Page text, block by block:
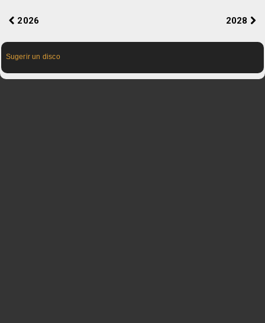
2026 2028
Sugerir un disco